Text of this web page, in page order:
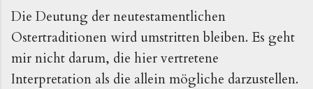
Die Deutung der neutestamentlichen
Ostertraditionen wird umstritten bleiben. Es geht
mir nicht darum, die hier vertretene
Interpretation als die allein mögliche darzustellen.